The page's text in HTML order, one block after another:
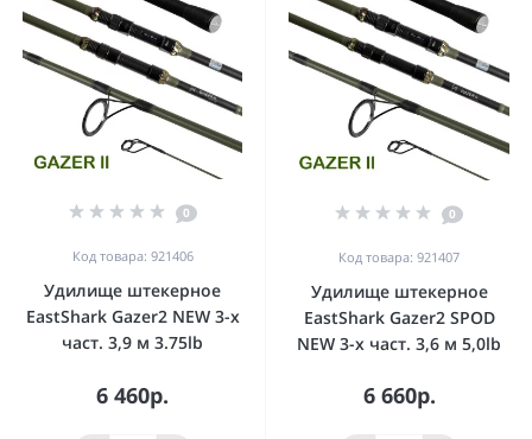
0
Код товара: 921406
Удилище штекерное
EastShark Gazer2 NEW 3-x
част. 3,9 м 3.75lb
6 460р.
0
Код товара: 921407
Удилище штекерное
EastShark Gazer2 SPOD
NEW 3-x част. 3,6 м 5,0lb
6 660р.